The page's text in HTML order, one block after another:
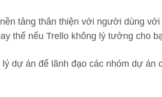
tảng thân thiện với người dùng
thế nếu Trello không lý tưởng cho
dự án để lãnh đạo các nhóm dự án